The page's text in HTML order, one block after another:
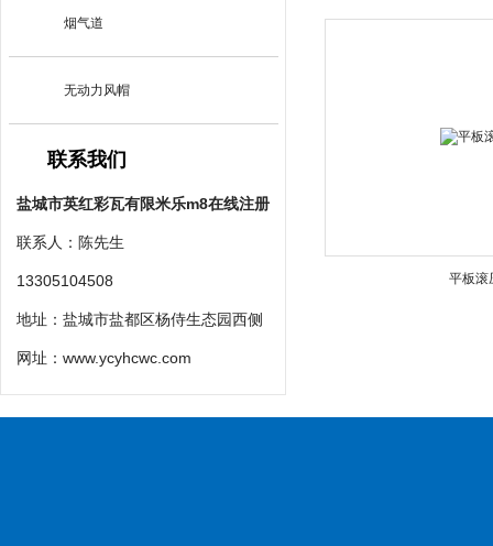
烟气道
无动力风帽
联系我们
盐城市英红彩瓦有限米乐m8在线注册
联系人：陈先生
13305104508
地址：盐城市盐都区杨侍生态园西侧
网址： www.ycyhcwc.com
平板滚